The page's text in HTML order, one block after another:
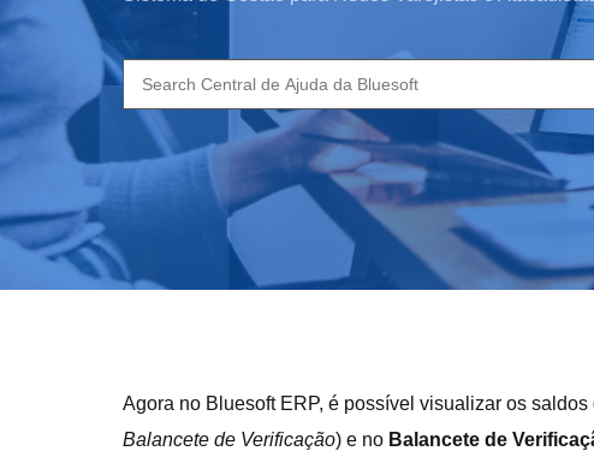
Search
for:
Agora no Bluesoft ERP, é possível visualizar os
Balancete de Verificação) e no Balancete de